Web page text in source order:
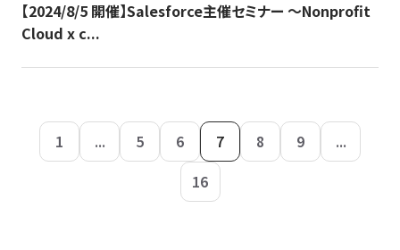
【2024/8/5 開催】Salesforce主催セミナー 〜Nonprofit
Cloud x c...
1 ... 5 6 7 8 9
...
16